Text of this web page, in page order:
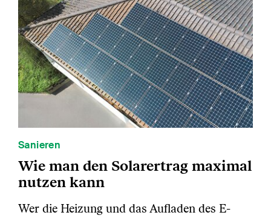
Sanieren
Wie man den Solarertrag maximal
nutzen kann
Wer die Heizung und das Aufladen des E-